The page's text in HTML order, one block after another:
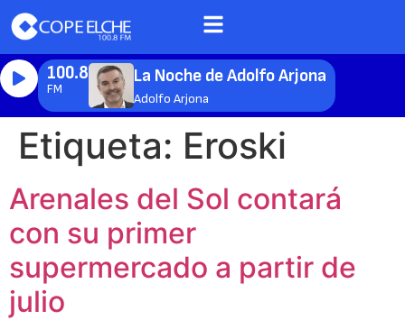
100.8
FM
La Noche de Adolfo Arjona
Adolfo Arjona
Etiqueta: Eroski
Arenales del Sol contará
con su primer
supermercado a partir de
julio